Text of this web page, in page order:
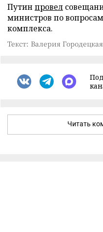
Путин провел
министров по
комплекса.
Текст: Валерия Городецкая
Читать